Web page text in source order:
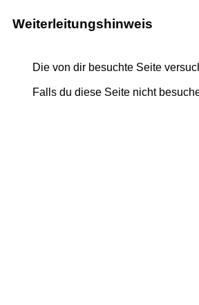
Weiterleitungshinweis
Die von dir besuchte Seite
Falls du diese Seite nicht